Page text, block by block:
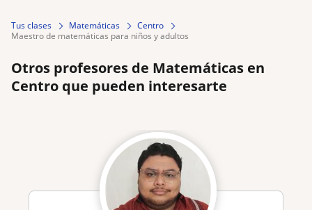
Tus clases Matemáticas
Centro
maestro de matemáticas para niños y adultos
Otros profesores de Matemáticas en
Centro que pueden interesarte